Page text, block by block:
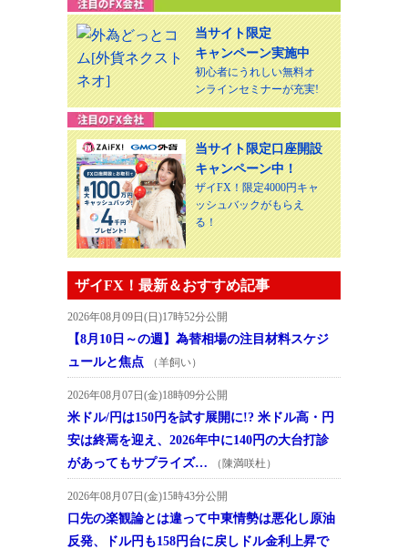
当サイト限定
キャンペーン実施中
初心者にうれしい無料オ
ンラインセミナーが充実!
当サイト限定口座開設
キャンペーン中！
ザイFX！限定4000円キャ
ッシュバックがもらえ
る！
ザイFX！最新＆おすすめ記事
2026年08月09日(日)17時52分公開
【8月10日～の週】為替相場の注目材料スケジ
ュールと焦点
（羊飼い）
2026年08月07日(金)18時09分公開
米ドル/円は150円を試す展開に!? 米ドル高・円
安は終焉を迎え、2026年中に140円の大台打診
があってもサプライズ…
（陳満咲杜）
2026年08月07日(金)15時43分公開
口先の楽観論とは違って中東情勢は悪化し原油
反発、ドル円も158円台に戻しドル金利上昇で